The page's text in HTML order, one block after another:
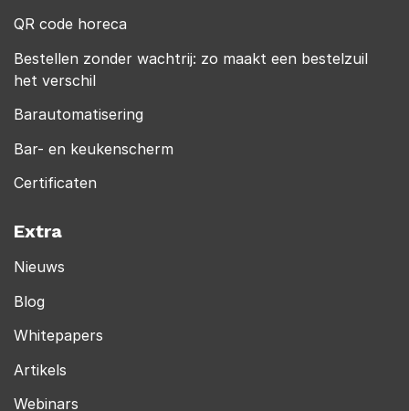
QR code horeca
Bestellen zonder wachtrij: zo maakt een bestelzuil
het verschil
Barautomatisering
Bar- en keukenscherm
Certificaten
Extra
Nieuws
Blog
Whitepapers
Artikels
Webinars